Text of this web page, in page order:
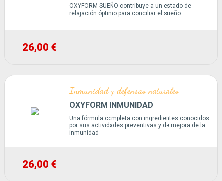
OXYFORM SUEÑO contribuye a un estado de
relajación óptimo para conciliar el sueño.
26,00 €
Inmunidad y defensas naturales
OXYFORM INMUNIDAD
Una fórmula completa con ingredientes conocidos
por sus actividades preventivas y de mejora de la
inmunidad
26,00 €